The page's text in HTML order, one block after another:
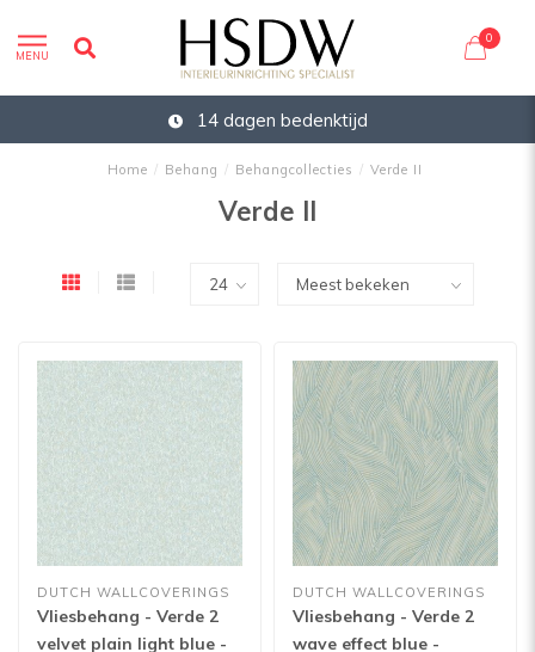
MENU
0
14 dagen bedenktijd
Home / Behang / Behangcollecties / Verde II
Verde II
DUTCH WALLCOVERINGS
Vliesbehang - Verde 2
velvet plain light blue -
DUTCH WALLCOVERINGS
Vliesbehang - Verde 2
wave effect blue -